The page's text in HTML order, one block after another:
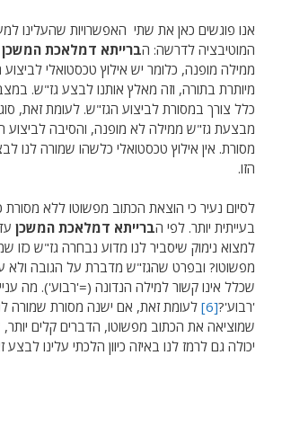
אנו פוגשים כאן את שתי האפשרויות שהעלינו
המוטיבציה לדרשה: הברייתא דמלאכת המשכן
ממילה מופנה, כלומר יש אילוץ טכסטואלי
מיותרת בתורה, וזה מאלץ אותנו לבצע גז"ש. במצב
כלל צורך במסורת לביצוע הגז"ש. לעומת זאת,
מבצעת גז"ש ממילה לא מופנה, והסיבה לביצוע
מסורת. אין אילוץ טכסטואלי כלשהו שמורה לנו
הזו.
לסיום נעיר כי הוצאת הכתוב מפשוטו ללא מסורת
בעייתית יותר. לפי הברייתא דמלאכת המשכן
למצוא נימוק שיסביר לנו מדוע נבחרה גז"ש כזו
מפשוטו? ובפרט שהגז"ש מדברת על הגובה ולא
שכלל אינו קשור למילה הנדונה (='רבוע'). מה
'רבוע'?[6]
לעומת זאת, אם ישנה מסורת שמורה
שמוציאה את הכתוב מפשוטו, הדברים קלים יותר,
יכולה גם לרמז לנו באיזה כיוון הלכתי עלינו לבצע